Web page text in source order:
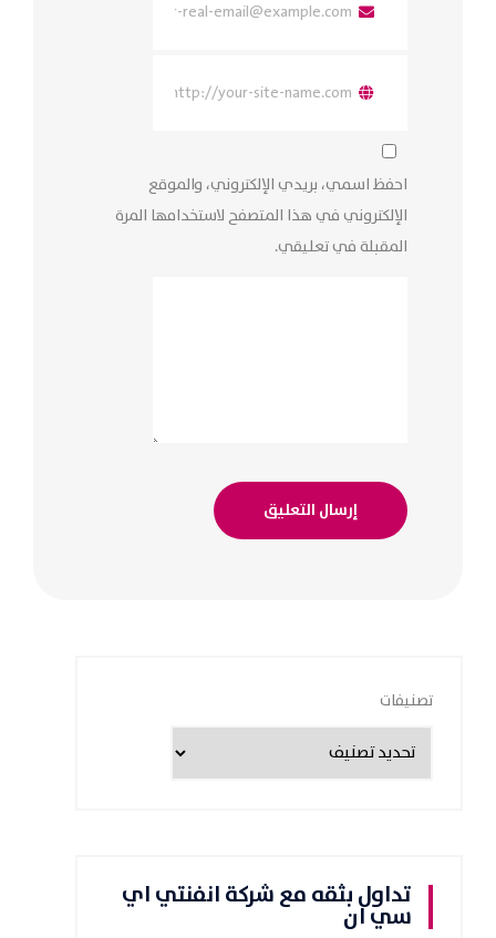
احفظ اسمي، بريدي الإلكتروني، والموقع
الإلكتروني في هذا المتصفح لاستخدامها المرة
المقبلة في تعليقي.
تصنيفات
تداول بثقه مع شركة انفنتي اي
سي ان